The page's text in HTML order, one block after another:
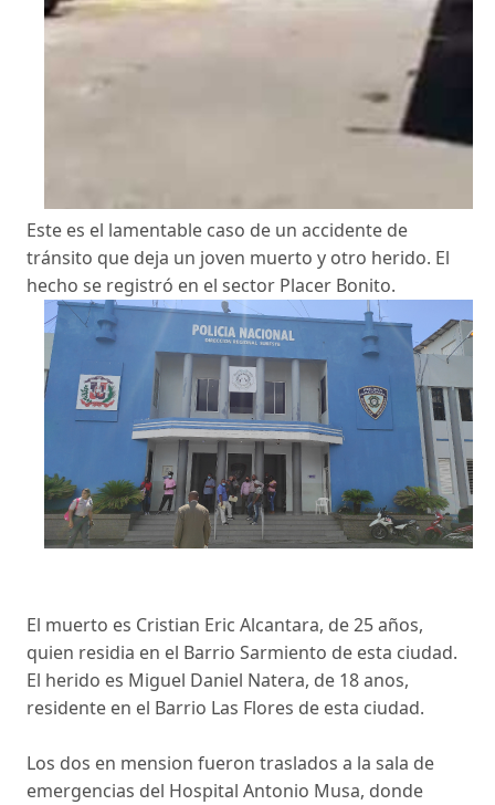
Este es el lamentable caso de un accidente de
tránsito que deja un joven muerto y otro herido. El
hecho se registró en el sector Placer Bonito.
El muerto es Cristian Eric Alcantara, de 25 años,
quien residia en el Barrio Sarmiento de esta ciudad.
El herido es Miguel Daniel Natera, de 18 anos,
residente en el Barrio Las Flores de esta ciudad.
Los dos en mension fueron traslados a la sala de
emergencias del Hospital Antonio Musa, donde